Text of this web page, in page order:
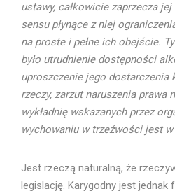
ustawy, całkowicie zaprzecza
sensu płynące z niej
na proste i pełne ich obejście.
było utrudnienie dostępności
uproszczenie jego dostarczenia
rzeczy, zarzut naruszenia prawa
wykładnię wskazanych przez
wychowaniu w trzeźwości jest w
Jest rzeczą naturalną, że
legislację. Karygodny jest jednak